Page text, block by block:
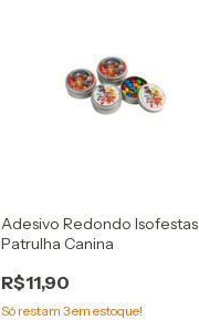
Adesivo Redondo Isofestas
Patrulha Canina
R$11,90
Só restam3em estoque!